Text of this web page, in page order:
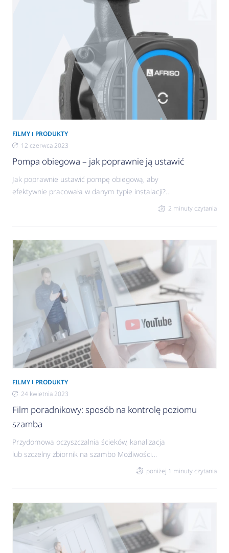
efektywnego, niezawodnego i skutecznego
produktu to dopiero początek drogi.
Towarzyszymy instalatorom w hurtowniach,
sklepach i na szkoleniach. Spotkacie nas na
kanale AFRISO na YouTube. Gdzie od 8
FILMY
PRODUKTY
12 czerwca 2023
Pompa obiegowa – jak poprawnie ją ustawić
Jak poprawnie ustawić pompę obiegową, aby
efektywnie pracowała w danym typie instalacji?
wielu instalacji. Jej dobór i odpowiednie ustawienie
są kluczowymi aspektami mającymi wpływ na
sprawne działanie instalacji. Klucz do
efektywności Wybór właściwej charakterystyki
pracy pompy obiegowej to jeden z etapów
najczęściej pomijanych przy tworzeniu instalacji. Z
2 minuty czytania
FILMY
PRODUKTY
24 kwietnia 2023
Film poradnikowy: sposób na kontrolę poziomu
szamba
Przydomowa oczyszczalnia ścieków, kanalizacja
lub szczelny zbiornik na szambo Możliwości
usuwania nieczystości jest kilka. Dlatego jest to
domu. Decydując się na szambo, trzeba
pamiętać, aby nie dopuścić do jego przepełnienia i
zalania ogrodu. Z drugiej strony nie warto wzywać
wozu asenizacyjnego za wcześnie i przepłacać za
opróżnianie niepełnego zbiornika. Kontrola
poniżej 1 minuty czytania